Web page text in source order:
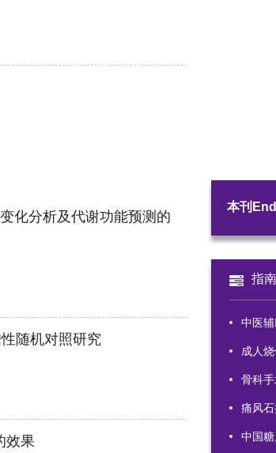
化分析及代谢功能预测的
随机对照研究
效果
本刊
指
中医
成人
骨科
痛风石
中国糖